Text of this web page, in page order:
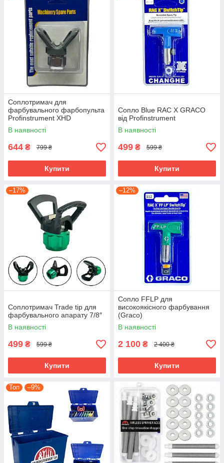
Соплотримач для
фарбувального фарбопульта
Profinstrument XHD
В наявності
644 ₴ 799 ₴
Купити
Сопло Blue RAC X GRACO
від Profinstrument
В наявності
499 ₴ 599 ₴
Купити
–17%
Соплотримач Trade tip для
фарбувального апарату 7/8″
В наявності
499 ₴ 599 ₴
Купити
–12%
Сопло FFLP для
високоякісного фарбування
(Graco)
В наявності
2 100 ₴ 2 400 ₴
Купити
Топ –9%